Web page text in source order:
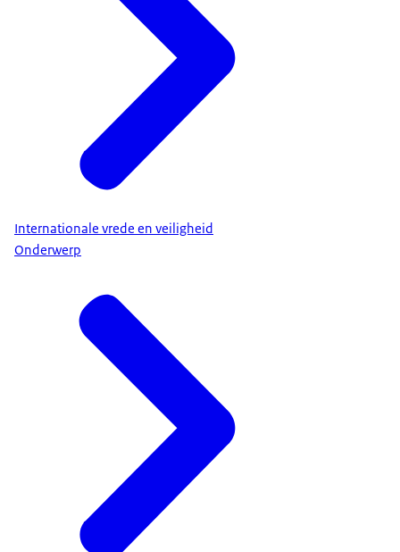
Internationale vrede en veiligheid
Onderwerp